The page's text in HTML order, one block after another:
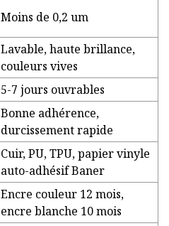
Moins de 0,2 um
Lavable, haute brillance,
couleurs vives
5-7 jours ouvrables
Bonne adhérence,
durcissement rapide
Cuir, PU, ​​TPU, papier vinyle
auto-adhésif Baner
Encre couleur 12 mois,
encre blanche 10 mois